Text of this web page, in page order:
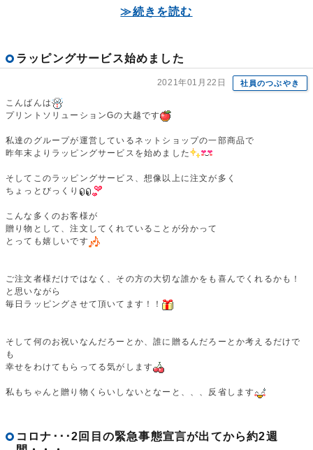
≫続きを読む
ラッピングサービス始めました
2021年01月22日 社員のつぶやき
こんばんは
プリントソリューションGの大越です
私達のグループが運営しているネットショップの一部商品で
昨年末よりラッピングサービスを始めました
そしてこのラッピングサービス、想像以上に注文が多く
ちょっとびっくり
こんな多くのお客様が
贈り物として、注文してくれていることが分かって
とっても嬉しいです
ご注文者様だけではなく、その方の大切な誰かをも喜んでくれるかも！
と思いながら
毎日ラッピングさせて頂いてます！！
そして何のお祝いなんだろーとか、誰に贈るんだろーとか考えるだけで
も
幸せをわけてもらってる気がします
私もちゃんと贈り物くらいしないとなーと、、、反省します
コロナ･･･2回目の緊急事態宣言が出てから約2週